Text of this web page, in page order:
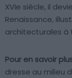
XVIe siècle, il
Renaissance,
architecturales à
Pour en savoir
dresse au milieu